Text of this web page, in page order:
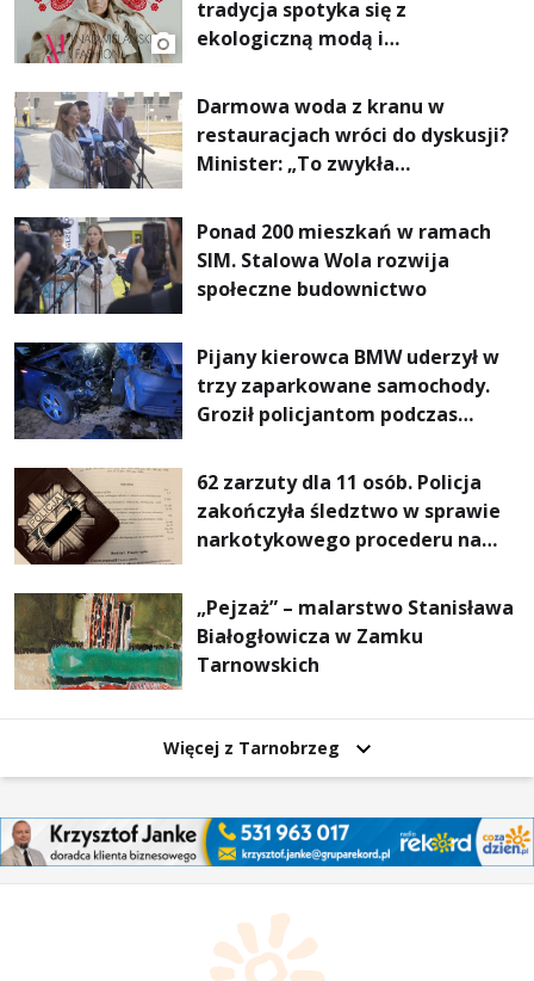
tradycja spotyka się z
ekologiczną modą i
Darmowa woda z kranu w
restauracjach wróci do dyskusji?
Minister: „To zwykła
Ponad 200 mieszkań w ramach
SIM. Stalowa Wola rozwija
społeczne budownictwo
Pijany kierowca BMW uderzył w
trzy zaparkowane samochody.
Groził policjantom podczas
62 zarzuty dla 11 osób. Policja
zakończyła śledztwo w sprawie
narkotykowego procederu na
„Pejzaż” – malarstwo Stanisława
Białogłowicza w Zamku
Tarnowskich
Więcej z Tarnobrzeg